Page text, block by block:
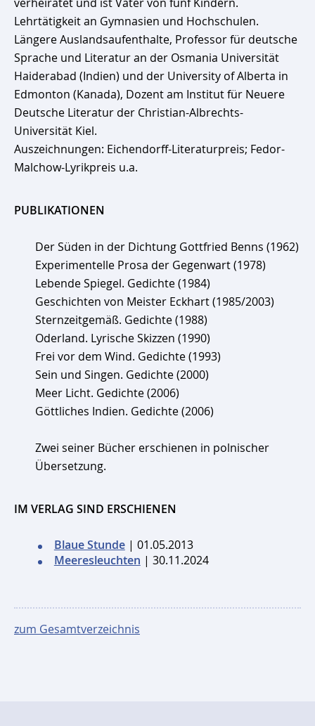
Lehrtätigkeit an Gymnasien und Hochschulen.
Längere Auslandsaufenthalte, Professor für deutsche
Sprache und Literatur an der Osmania Universität
Haiderabad (Indien) und der University of Alberta in
Edmonton (Kanada), Dozent am Institut für Neuere
Deutsche Literatur der Christian-Albrechts-
Universität Kiel.
Auszeichnungen: Eichendorff-Literaturpreis; Fedor-
Malchow-Lyrikpreis u.a.
PUBLIKATIONEN
Der Süden in der Dichtung Gottfried Benns (1962)
Experimentelle Prosa der Gegenwart (1978)
Lebende Spiegel. Gedichte (1984)
Geschichten von Meister Eckhart (1985/2003)
Sternzeitgemäß. Gedichte (1988)
Oderland. Lyrische Skizzen (1990)
Frei vor dem Wind. Gedichte (1993)
Sein und Singen. Gedichte (2000)
Meer Licht. Gedichte (2006)
Göttliches Indien. Gedichte (2006)
Zwei seiner Bücher erschienen in polnischer
Übersetzung.
IM VERLAG SIND ERSCHIENEN
Blaue Stunde| 01.05.2013
Meeresleuchten | 30.11.2024
zum Gesamtverzeichnis